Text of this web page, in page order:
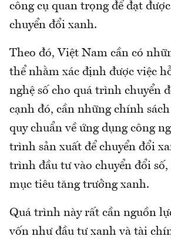
công cụ quan trọng để đạt
chuyển đổi xanh.
Theo đó, Việt Nam cần có
thể nhằm xác định được việc
nghệ số cho quá trình chuyển
cạnh đó, cần những chính
quy chuẩn về ứng dụng công
trình sản xuất để chuyển đổi
trình đầu tư vào chuyển đổi số,
mục tiêu tăng trưởng xanh.
Quá trình này rất cần nguồn
vốn như đầu tư xanh và tài